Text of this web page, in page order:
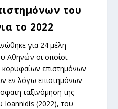
του
το 2022
για 24 μέλη
Αθηνών οι οποίοι
κορυφαίων επιστημόνων
εν λόγω επιστημόνων
ταξινόμηση της
Ioannidis (2022), του